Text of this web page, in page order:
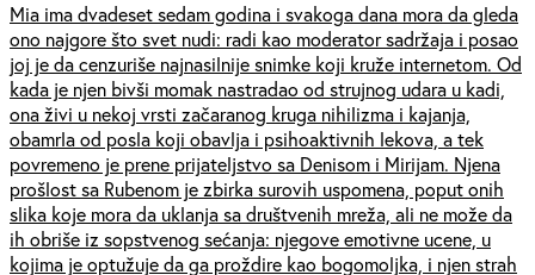
Mia ima dvadeset sedam godina i svakoga dana mora da gleda
ono najgore što svet nudi: radi kao moderator sadržaja i posao
joj je da cenzuriše najnasilnije snimke koji kruže internetom. Od
kada je njen bivši momak nastradao od strujnog udara u kadi,
ona živi u nekoj vrsti začaranog kruga nihilizma i kajanja,
obamrla od posla koji obavlja i psihoaktivnih lekova, a tek
povremeno je prene prijateljstvo sa Denisom i Mirijam. Njena
prošlost sa Rubenom je zbirka surovih uspomena, poput onih
slika koje mora da uklanja sa društvenih mreža, ali ne može da
ih obriše iz sopstvenog sećanja: njegove emotivne ucene, u
kojima je optužuje da ga proždire kao bogomoljka, i njen strah